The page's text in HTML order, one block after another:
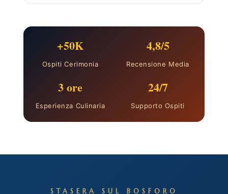
+50K
Ospiti Cerimonia
4,8/5
Recensione Media
3 ore
Esperienza Culinaria
24/7
Supporto Ospiti
STASERA SUL BOSFORO